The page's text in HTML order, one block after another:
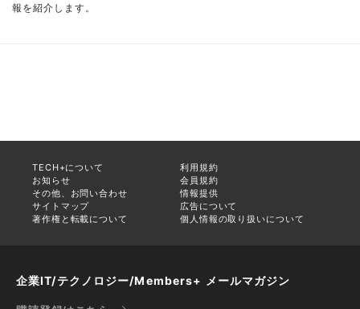
報を紹介します。
TECH+について
利用規約
お知らせ
会員規約
その他、お問い合わせ
情報提供
サイトマップ
広告について
著作権と転載について
個人情報の取り扱いについて
企業IT/テクノロジー/Members+ メールマガジン